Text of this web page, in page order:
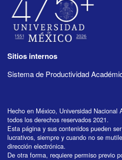
Sitios internos
Sistema de Productividad
Hecho en México, Universidad Nacional
todos los derechos reservados 2021.
Esta página y sus contenidos pueden
lucrativos, siempre y cuando no se
dirección electrónica.
De otra forma, requiere permiso previo